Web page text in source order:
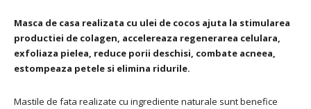
Masca de casa realizata cu ulei de cocos ajuta la stimularea
productiei de colagen, accelereaza regenerarea celulara,
exfoliaza pielea, reduce porii deschisi, combate acneea,
estompeaza petele si elimina ridurile.
Mastile de fata realizate cu ingrediente naturale sunt benefice